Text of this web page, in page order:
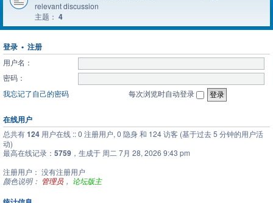
relevant discussion
主题： 4
登录 • 注册
用户名：
密码：
我忘记了自己的密码
每次浏览时自动登录
在线用户
总共有124 用户在线 :: 0 注册用户, 0 隐身 和 124 访客 (基于过去 5 分钟的用户活
动)
最高在线记录： 5759 ，生成于 周二 7月 28, 2026 9:43 pm
注册用户： 没有注册用户
颜色说明： 管理员 ， 论坛版主